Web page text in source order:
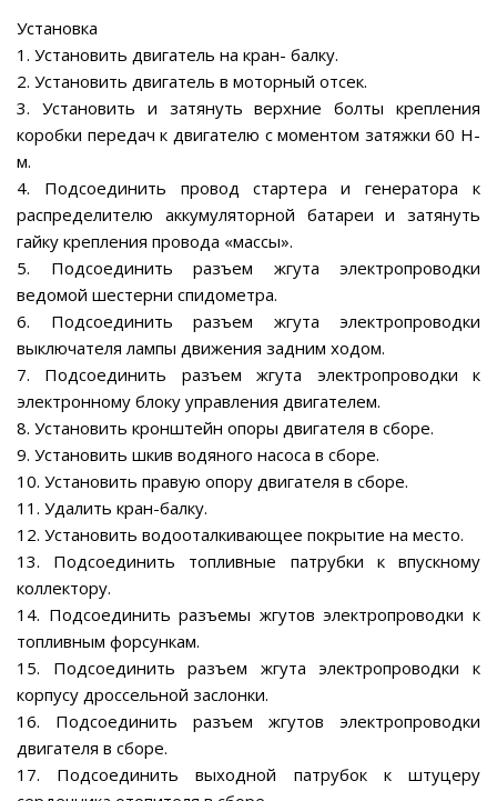
Установка
1. Установить двигатель на кран- балку.
2. Установить двигатель в моторный отсек.
3. Установить и затянуть верхние болты крепления
коробки передач к двигателю с моментом затяжки 60 Н-
м.
4. Подсоединить провод стартера и генератора к
распределителю аккумуляторной батареи и затянуть
гайку крепления провода «массы».
5. Подсоединить разъем жгута электропроводки
ведомой шестерни спидометра.
6. Подсоединить разъем жгута электропроводки
выключателя лампы движения задним ходом.
7. Подсоединить разъем жгута электропроводки к
электронному блоку управления двигателем.
8. Установить кронштейн опоры двигателя в сборе.
9. Установить шкив водяного насоса в сборе.
10. Установить правую опору двигателя в сборе.
11. Удалить кран-балку.
12. Установить водооталкивающее покрытие на место.
13. Подсоединить топливные патрубки к впускному
коллектору.
14. Подсоединить разъемы жгутов электропроводки к
топливным форсункам.
15. Подсоединить разъем жгута электропроводки к
корпусу дроссельной заслонки.
16. Подсоединить разъем жгутов электропроводки
двигателя в сборе.
17. Подсоединить выходной патрубок к штуцеру